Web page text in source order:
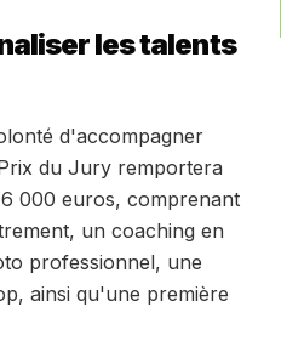
les talents
d'accompagner
du Jury remportera
000 euros, comprenant
un coaching en
professionnel, une
ainsi qu'une première